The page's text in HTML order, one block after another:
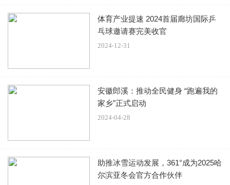
主人往后退了一点，而且让小主人认为萨摩耶是想和他玩。
小主人站在了安全的地方，萨摩耶开心的抬起头来。它朝着
小主人笑着，看着十分开心。而小主人以为萨摩耶想跟他玩
耍，也不再往沙发那跳。如果萨摩耶是直接扯着小主人的衣
体育产业提速 2024首届廊坊国际乒
乓球邀请赛完美收官
2024-12-31
安徽郎溪：推动全民健身 “跑遍我的
家乡”正式启动
2024-04-28
助推冰雪运动发展，361°成为2025哈
尔滨亚冬会官方合作伙伴